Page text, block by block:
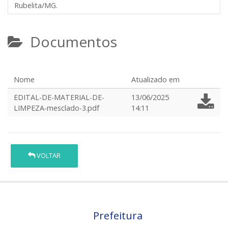
Rubelita/MG.
Documentos
Nome
Atualizado em
EDITAL-DE-MATERIAL-DE-
LIMPEZA-mesclado-3.pdf
13/06/2025
14:11
VOLTAR
Prefeitura